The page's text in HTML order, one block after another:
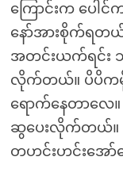
ကြောင်းက ပေါ
နော်အားစိုက်ရတ
အတင်းယက်ရင်း
လိုက်တယ်။ ပိပိကမို့
ရောက်နေတာလေ
ဆွပေးလိုက်တယ်
တဟင်းဟင်းအော်န